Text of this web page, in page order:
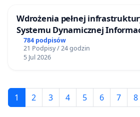
Wdrożenia pełnej
Systemu Dynamicznej
(CSDiP) na stacji kolejowej w
784 podpisów
21 Podpisy / 24 godzin
5 Jul 2026
1 2 3 4 5 6 7 8